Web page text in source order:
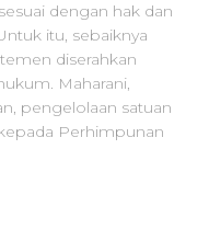
dengan hak dan
itu, sebaiknya
diserahkan
Maharani,
pengelolaan satuan
Perhimpunan